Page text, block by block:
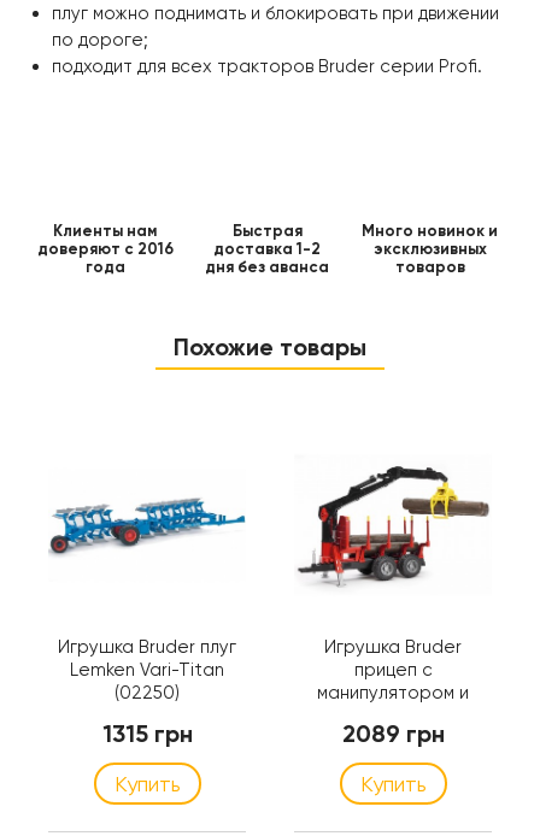
плуг можно поднимать и блокировать при движении
по дороге;
подходит для всех тракторов Bruder серии Profi.
Клиенты нам
доверяют с 2016
года
Быстрая
доставка 1-2
дня без аванса
Много новинок и
эксклюзивных
товаров
Похожие товары
Игрушка Bruder плуг
Lemken Vari-Titan
(02250)
1315 грн
Купить
Игрушка Bruder
прицеп с
манипулятором и
2089 грн
Купить